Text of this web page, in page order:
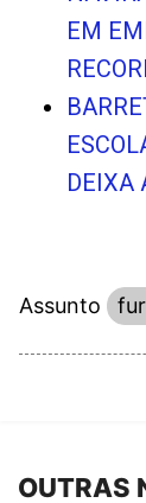
EM
DEIXA
Assunto
OUTRAS